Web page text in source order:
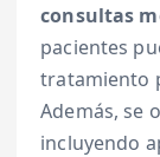
consultas
pacientes
tratamiento
Además, se
incluyendo